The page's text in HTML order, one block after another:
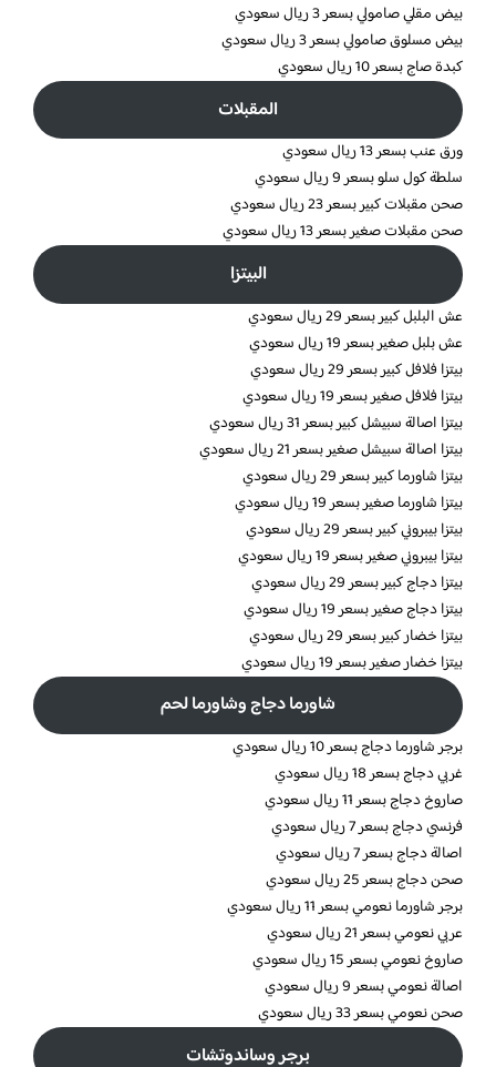
بيض مقلي صامولي بسعر 3 ريال سعودي
بيض مسلوق صامولي بسعر 3 ريال سعودي
كبدة صاج بسعر 10 ريال سعودي
المقبلات
ورق عنب بسعر 13 ريال سعودي
سلطة كول سلو بسعر 9 ريال سعودي
صحن مقبلات كبير بسعر 23 ريال سعودي
صحن مقبلات صغير بسعر 13 ريال سعودي
البيتزا
عش البلبل كبير بسعر 29 ريال سعودي
عش بلبل صغير بسعر 19 ريال سعودي
بيتزا فلافل كبير بسعر 29 ريال سعودي
بيتزا فلافل صغير بسعر 19 ريال سعودي
بيتزا اصالة سبيشل كبير بسعر 31 ريال سعودي
بيتزا اصالة سبيشل صغير بسعر 21 ريال سعودي
بيتزا شاورما كبير بسعر 29 ريال سعودي
بيتزا شاورما صغير بسعر 19 ريال سعودي
بيتزا بيبروني كبير بسعر 29 ريال سعودي
بيتزا بيبروني صغير بسعر 19 ريال سعودي
بيتزا دجاج كبير بسعر 29 ريال سعودي
بيتزا دجاج صغير بسعر 19 ريال سعودي
بيتزا خضار كبير بسعر 29 ريال سعودي
بيتزا خضار صغير بسعر 19 ريال سعودي
شاورما دجاج وشاورما لحم
برجر شاورما دجاج بسعر 10 ريال سعودي
غربي دجاج بسعر 18 ريال سعودي
صاروخ دجاج بسعر 11 ريال سعودي
فرنسي دجاج بسعر 7 ريال سعودي
اصالة دجاج بسعر 7 ريال سعودي
صحن دجاج بسعر 25 ريال سعودي
برجر شاورما نعومي بسعر 11 ريال سعودي
عربي نعومي بسعر 21 ريال سعودي
صاروخ نعومي بسعر 15 ريال سعودي
اصالة نعومي بسعر 9 ريال سعودي
صحن نعومي بسعر 33 ريال سعودي
برجر وساندوتشات